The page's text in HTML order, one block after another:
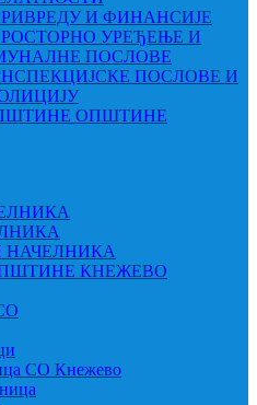
И ФИНАНСИЈЕ
УРЕЂЕЊЕ И
ПОСЛОВЕ
ПОСЛОВЕ И
ОПШТИНЕ
КНЕЖЕВО
СО Кнежево